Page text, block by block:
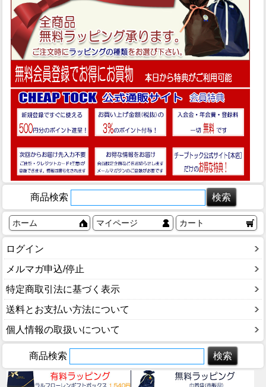
商品検索
ホーム マイページ カート
ログイン
メルマガ申込/停止
特定商取引法に基づく表示
送料とお支払い方法について
個人情報の取扱いについて
商品検索